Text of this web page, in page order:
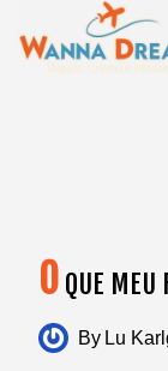
content
O QUE MEU
By Lu